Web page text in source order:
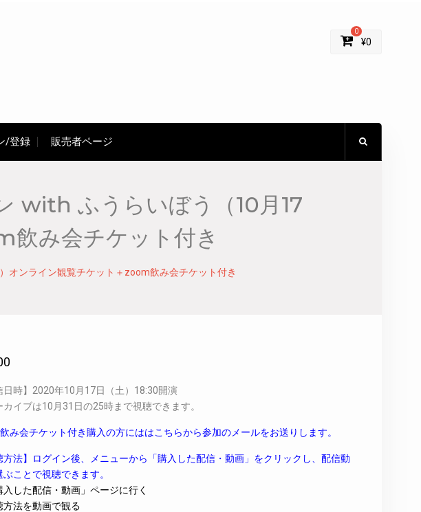
0
¥0
/登録 販売者ページ
with ふうらいぼう（10月17
飲み会チケット付き
オンライン観覧チケット＋zoom飲み会チケット付き
日時】2020年10月17日（土）18:30開演
イブは10月31日の25時まで視聴できます。
み会チケット付き購入の方にははこちらから参加のメールをお送りします。
方法】ログイン後、メニューから「購入した配信・動画」をクリックし、配信動
ぶことで視聴できます。
入した配信・動画」ページに行く
方法を動画で観る